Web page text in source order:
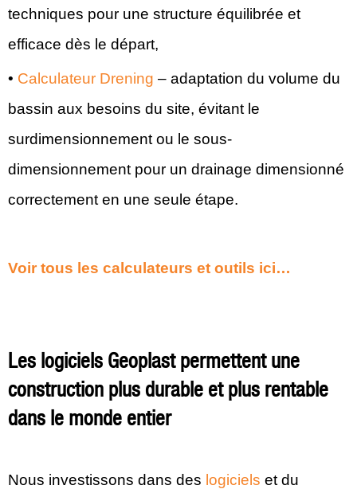
techniques pour une structure équilibrée et
efficace dès le départ,
• Calculateur Drening – adaptation du volume du
bassin aux besoins du site, évitant le
surdimensionnement ou le sous-
dimensionnement pour un drainage dimensionné
correctement en une seule étape.
Voir tous les calculateurs et outils ici…
Les logiciels Geoplast permettent une
construction plus durable et plus rentable
dans le monde entier
Nous investissons dans des logiciels et du